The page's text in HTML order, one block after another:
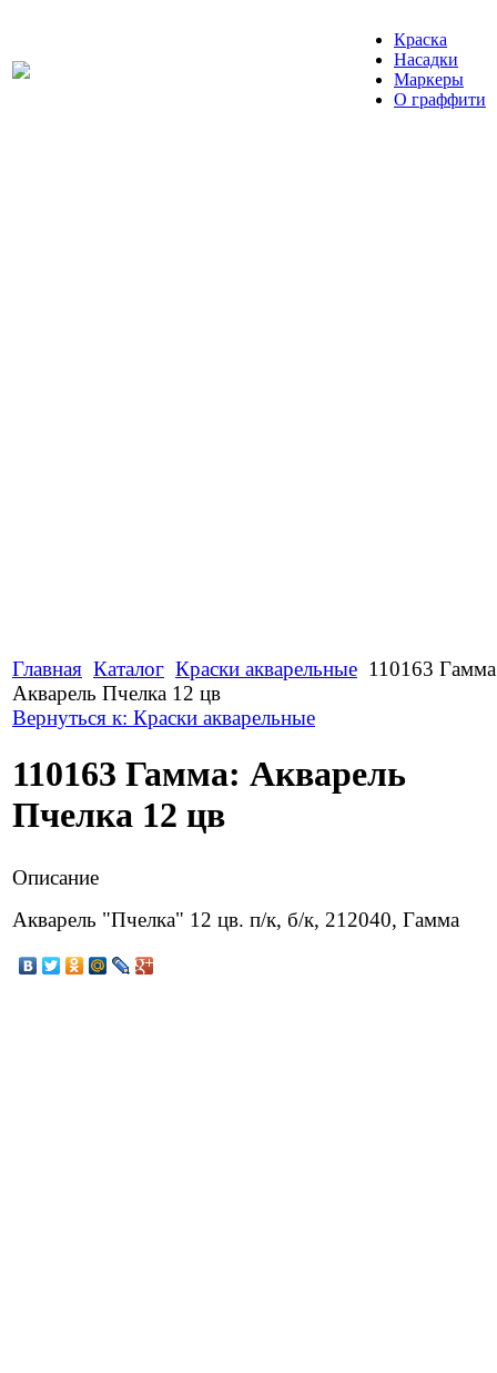
Краска
Насадки
Маркеры
О граффити
Главная Каталог Краски акварельные 110163
Акварель Пчелка 12 цв
Вернуться к: Краски акварельные
110163 Гамма: Акварель
Пчелка 12 цв
Описание
Акварель "Пчелка" 12 цв. п/к, б/к, 212040, Гамма